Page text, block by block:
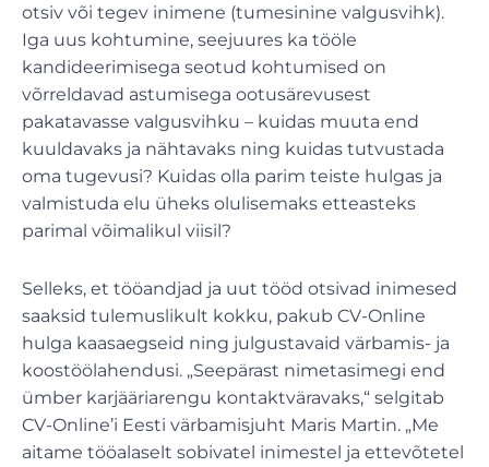
otsiv või tegev inimene (tumesinine valgusvihk).
Iga uus kohtumine, seejuures ka tööle
kandideerimisega seotud kohtumised on
võrreldavad astumisega ootusärevusest
pakatavasse valgusvihku – kuidas muuta end
kuuldavaks ja nähtavaks ning kuidas tutvustada
oma tugevusi? Kuidas olla parim teiste hulgas ja
valmistuda elu üheks olulisemaks etteasteks
parimal võimalikul viisil?
Selleks, et tööandjad ja uut tööd otsivad inimesed
saaksid tulemuslikult kokku, pakub CV-Online
hulga kaasaegseid ning julgustavaid värbamis- ja
koostöölahendusi. „Seepärast nimetasimegi end
ümber karjääriarengu kontaktväravaks,“ selgitab
CV-Online’i Eesti värbamisjuht Maris Martin. „Me
aitame tööalaselt sobivatel inimestel ja ettevõtetel